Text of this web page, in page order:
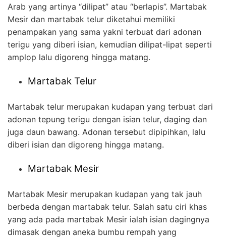
Arab yang artinya “dilipat” atau “berlapis”. Martabak
Mesir dan martabak telur diketahui memiliki
penampakan yang sama yakni terbuat dari adonan
terigu yang diberi isian, kemudian dilipat-lipat seperti
amplop lalu digoreng hingga matang.
Martabak Telur
Martabak telur merupakan kudapan yang terbuat dari
adonan tepung terigu dengan isian telur, daging dan
juga daun bawang. Adonan tersebut dipipihkan, lalu
diberi isian dan digoreng hingga matang.
Martabak Mesir
Martabak Mesir merupakan kudapan yang tak jauh
berbeda dengan martabak telur. Salah satu ciri khas
yang ada pada martabak Mesir ialah isian dagingnya
dimasak dengan aneka bumbu rempah yang